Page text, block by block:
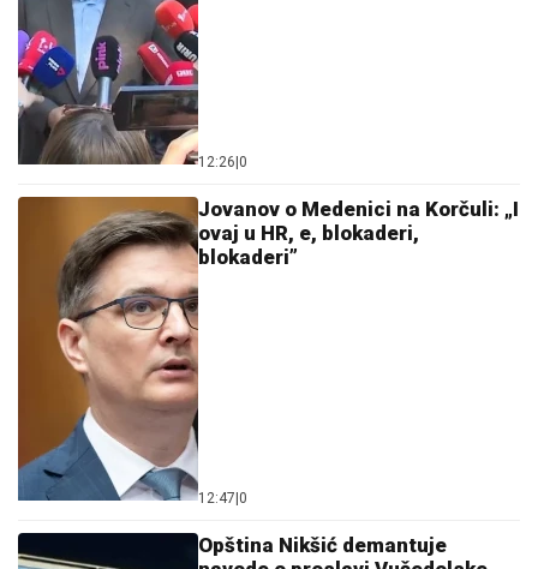
12:26 0
Jovanov o Medenici na Korčuli: „I
ovaj u HR, e, blokaderi,
blokaderi”
12:47 0
Opština Nikšić demantuje